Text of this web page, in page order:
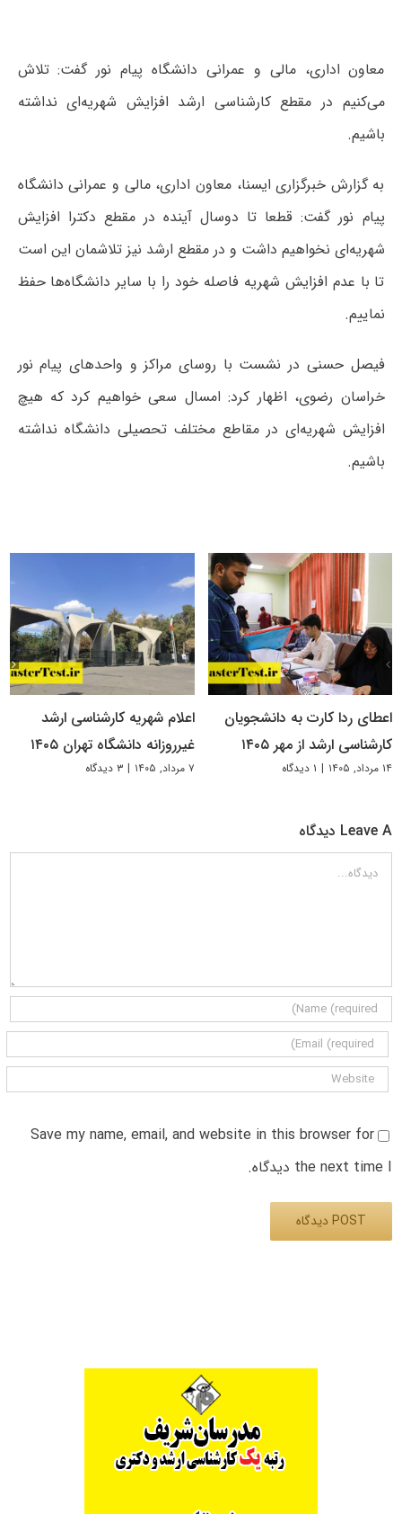
معاون اداری، مالی و عمرانی دانشگاه پیام نور گفت: تلاش
می‌کنیم در مقطع کارشناسی ارشد افزایش شهریه‌ای نداشته
باشیم.
به گزارش خبرگزاری ایسنا، معاون اداری، مالی و عمرانی دانشگاه
پیام نور گفت: قطعا تا دوسال آینده در مقطع دکترا افزایش
شهریه‌ای نخواهیم داشت و در مقطع ارشد نیز تلاشمان این است
تا با عدم افزایش شهریه فاصله خود را با سایر دانشگاه‌ها حفظ
نماییم.
فیصل حسنی در نشست با روسای مراکز و واحدهای پیام نور
خراسان رضوی، اظهار کرد: امسال سعی خواهیم کرد که هیچ
افزایش شهریه‌ای در مقاطع مختلف تحصیلی دانشگاه نداشته
باشیم.
اعطای ردا کارت به دانشجویان
کارشناسی ارشد از مهر ۱۴۰۵
۱۴ مرداد, ۱۴۰۵ | ۱ دیدگاه
اعلام شهریه کارشناسی ارشد
غیرروزانه دانشگاه تهران ۱۴۰۵
۷ مرداد, ۱۴۰۵ | ۳ دیدگاه
Leave A دیدگاه
دیدگاه
Save my name, email, and website in this browser for
the next time I دیدگاه.